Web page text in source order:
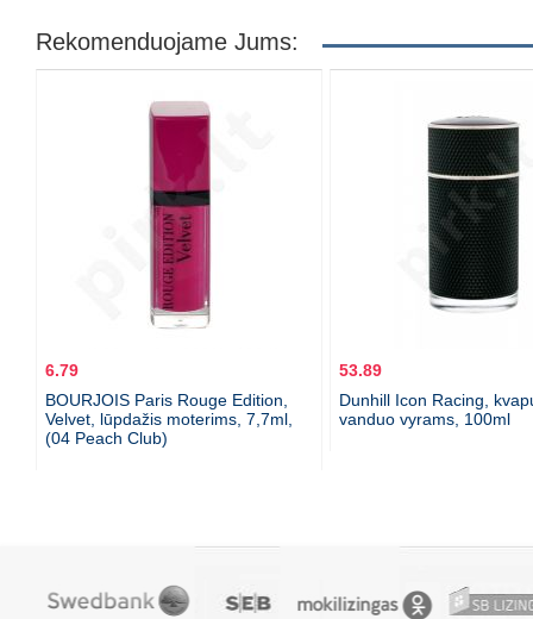
Rekomenduojame Jums:
6.79
BOURJOIS Paris Rouge Edition,
Velvet, lūpdažis moterims, 7,7ml,
(04 Peach Club)
53.89
Dunhill Icon Racing,
vanduo vyrams, 100ml